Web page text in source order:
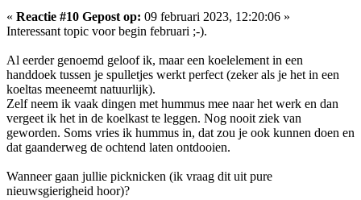
« Reactie #10 Gepost op: 09 februari 2023, 12:20:06 »
Interessant topic voor begin februari ;-).
Al eerder genoemd geloof ik, maar een koelelement in een
handdoek tussen je spulletjes werkt perfect (zeker als je het in een
koeltas meeneemt natuurlijk).
Zelf neem ik vaak dingen met hummus mee naar het werk en dan
vergeet ik het in de koelkast te leggen. Nog nooit ziek van
geworden. Soms vries ik hummus in, dat zou je ook kunnen doen en
dat gaanderweg de ochtend laten ontdooien.
Wanneer gaan jullie picknicken (ik vraag dit uit pure
nieuwsgierigheid hoor)?